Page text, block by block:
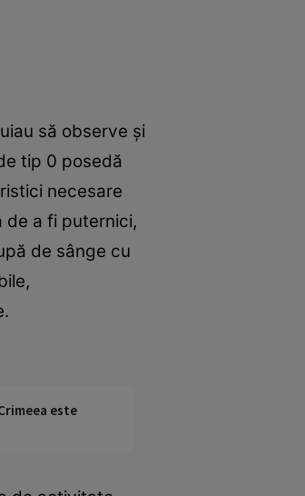
să observe şi
tip 0 posedă
necesare
a fi puternici,
de sânge cu
este